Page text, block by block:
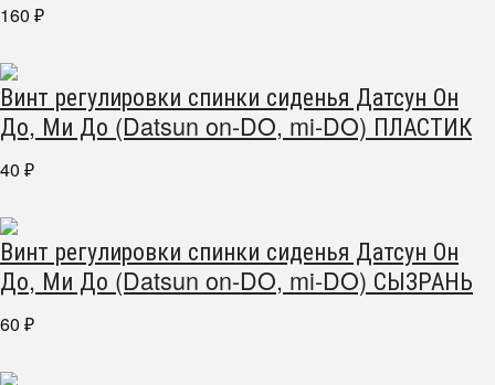
160 ₽
Винт регулировки спинки сиденья Датсун Он
До, Ми До (Datsun on-DO, mi-DO) ПЛАСТИК
40 ₽
Винт регулировки спинки сиденья Датсун Он
До, Ми До (Datsun on-DO, mi-DO) СЫЗРАНЬ
60 ₽